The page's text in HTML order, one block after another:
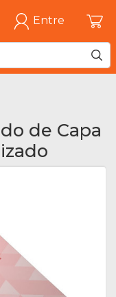
Entre
de Capa